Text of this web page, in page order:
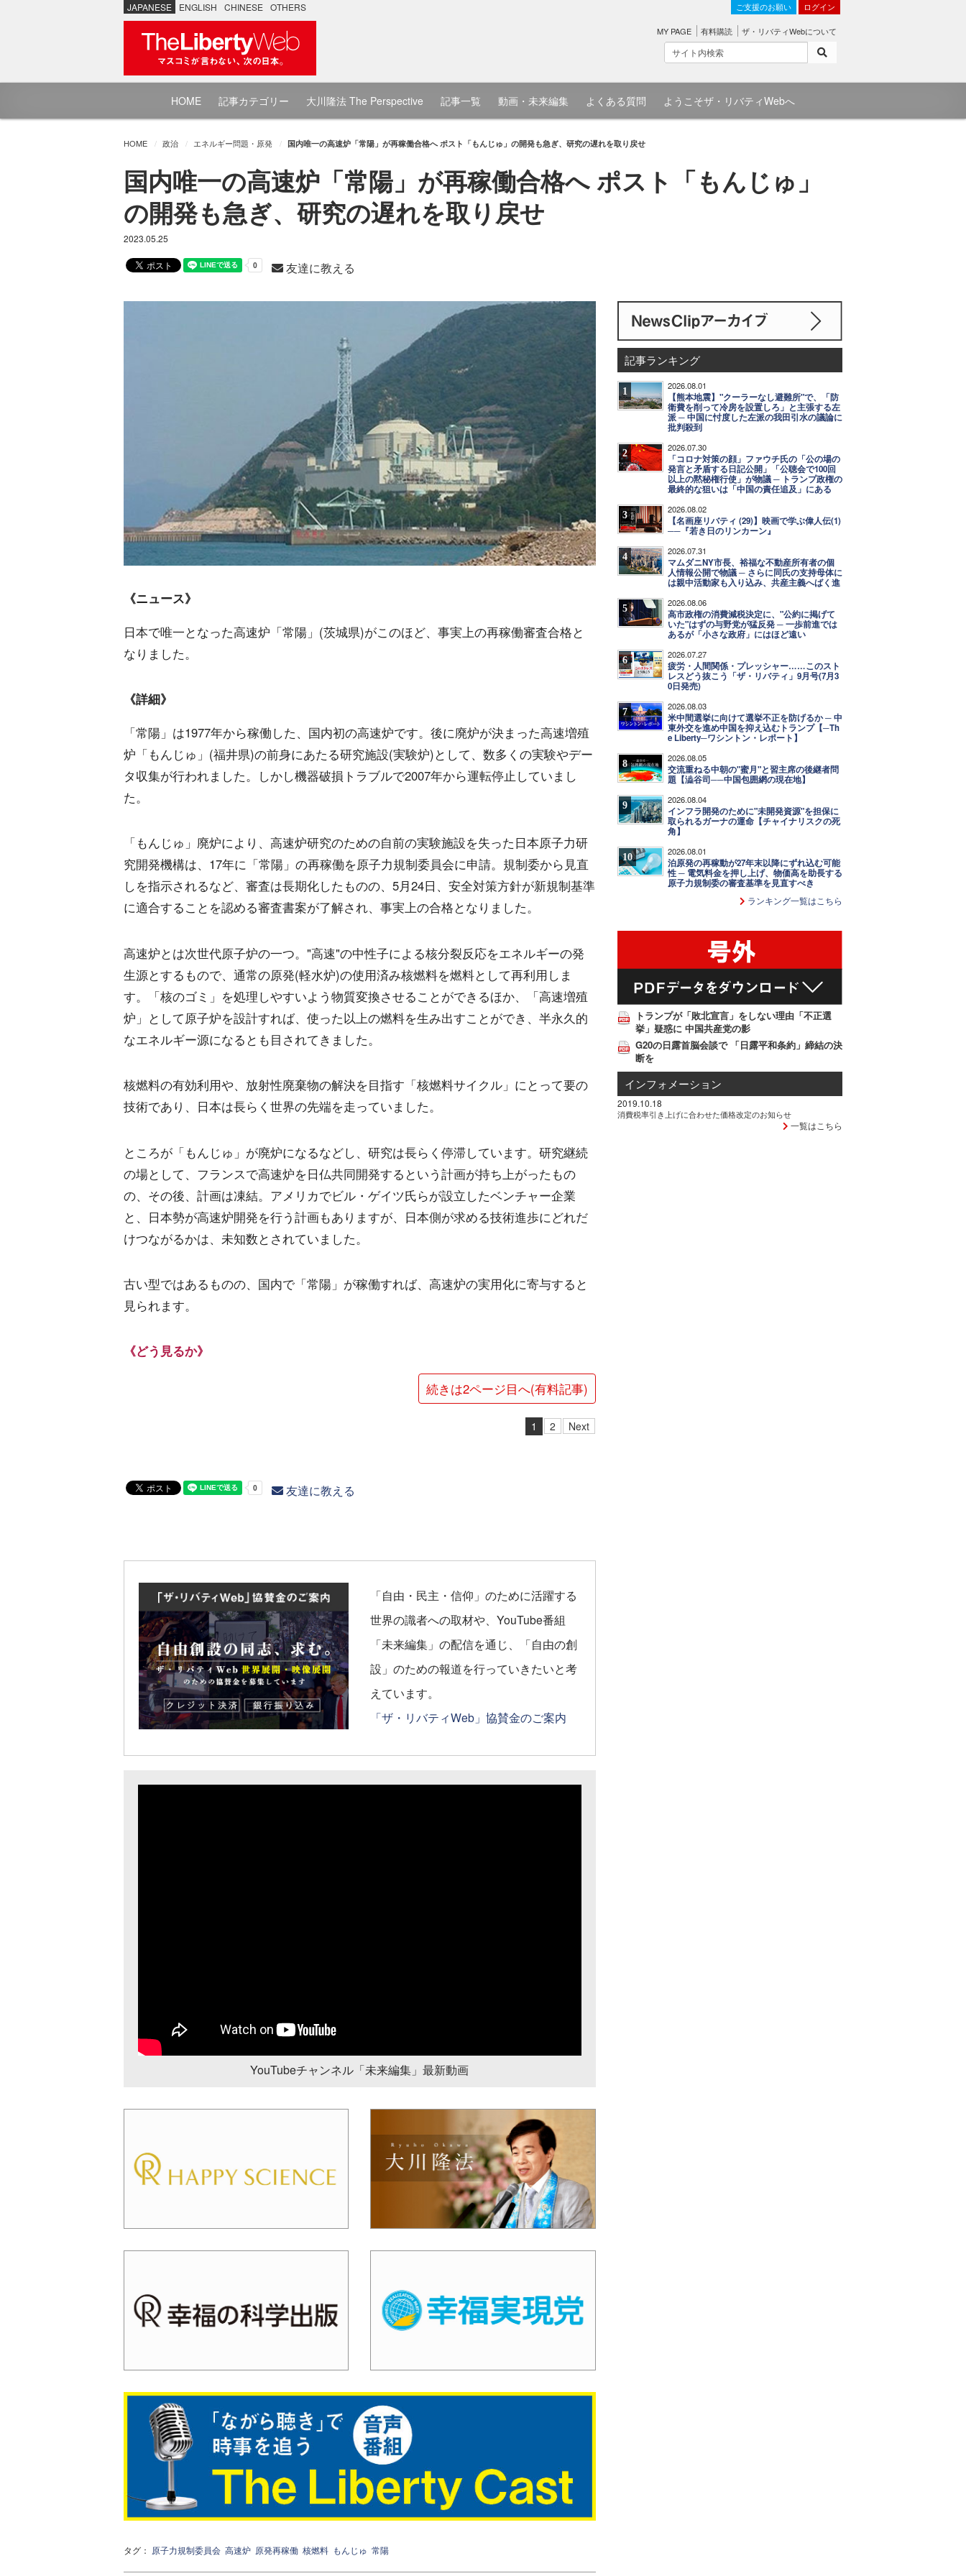
JAPANESE ENGLISH CHINESE OTHERS ご支援のお願い ログイン
MY PAGE 有料購読 ザ・リバティWebについて
HOME 記事カテゴリー 大川隆法 The Perspective 記事一覧 動画・未来編集 よくある質問 ようこそザ・リバティWebへ
HOME 政治 エネルギー問題・原発 国内唯一の高速炉「常陽」が再稼働合格へ ポスト「もんじゅ」の開発も急ぎ、研究の遅れを取り戻せ
国内唯一の高速炉「常陽」が再稼働合格へ ポスト「もんじゅ」
の開発も急ぎ、研究の遅れを取り戻せ
2023.05.25
友達に教える
《ニュース》
日本で唯一となった高速炉「常陽」(茨城県)がこのほど、事実上の再稼働審査合格と
なりました。
《詳細》
「常陽」は1977年から稼働した、国内初の高速炉です。後に廃炉が決まった高速増殖
炉「もんじゅ」(福井県)の前身にあたる研究施設(実験炉)として、数多くの実験やデー
タ収集が行われました。しかし機器破損トラブルで2007年から運転停止していまし
た。
「もんじゅ」廃炉により、高速炉研究のための自前の実験施設を失った日本原子力研
究開発機構は、17年に「常陽」の再稼働を原子力規制委員会に申請。規制委から見直
しを指示されるなど、審査は長期化したものの、5月24日、安全対策方針が新規制基準
に適合することを認める審査書案が了解され、事実上の合格となりました。
高速炉とは次世代原子炉の一つ。"高速"の中性子による核分裂反応をエネルギーの発
生源とするもので、通常の原発(軽水炉)の使用済み核燃料を燃料として再利用しま
す。「核のゴミ」を処理しやすいよう物質変換させることができるほか、「高速増殖
炉」として原子炉を設計すれば、使った以上の燃料を生み出すことができ、半永久的
なエネルギー源になるとも目されてきました。
核燃料の有効利用や、放射性廃棄物の解決を目指す「核燃料サイクル」にとって要の
技術であり、日本は長らく世界の先端を走っていました。
ところが「もんじゅ」が廃炉になるなどし、研究は長らく停滞しています。研究継続
の場として、フランスで高速炉を日仏共同開発するという計画が持ち上がったもの
の、その後、計画は凍結。アメリカでビル・ゲイツ氏らが設立したベンチャー企業
と、日本勢が高速炉開発を行う計画もありますが、日本側が求める技術進歩にどれだ
けつながるかは、未知数とされていました。
古い型ではあるものの、国内で「常陽」が稼働すれば、高速炉の実用化に寄与すると
見られます。
《どう見るか》
続きは2ページ目へ(有料記事)
1 2 Next
友達に教える
「自由・民主・信仰」のために活躍する
世界の識者への取材や、YouTube番組
「未来編集」の配信を通じ、「自由の創
設」のための報道を行っていきたいと考
えています。
「ザ・リバティWeb」協賛金のご案内
YouTubeチャンネル「未来編集」最新動画
タグ： 原子力規制委員会 高速炉 原発再稼働 核燃料 もんじゅ 常陽
記事ランキング
1 2026.08.01
【熊本地震】"クーラーなし避難所"で、「防
衛費を削って冷房を設置しろ」と主張する左
派 ─ 中国に忖度した左派の我田引水の議論に
批判殺到
2 2026.07.30
「コロナ対策の顔」ファウチ氏の「公の場の
発言と矛盾する日記公開」「公聴会で100回
以上の黙秘権行使」が物議 ─ トランプ政権の
最終的な狙いは「中国の責任追及」にある
3 2026.08.02
【名画座リバティ (29)】映画で学ぶ偉人伝(1)
──『若き日のリンカーン』
4 2026.07.31
マムダニNY市長、裕福な不動産所有者の個
人情報公開で物議 ─ さらに同氏の支持母体に
は親中活動家も入り込み、共産主義へばく進
5 2026.08.06
高市政権の消費減税決定に、"公約に掲げて
いた"はずの与野党が猛反発 ─ 一歩前進では
あるが「小さな政府」にはほど遠い
6 2026.07.27
疲労・人間関係・プレッシャー……このスト
レスどう抜こう「ザ・リバティ」9月号(7月3
0日発売)
7 2026.08.03
米中間選挙に向けて選挙不正を防げるか ─ 中
東外交を進め中国を抑え込むトランプ【─Th
e Liberty─ワシントン・レポート】
8 2026.08.05
交流重ねる中朝の"蜜月"と習主席の後継者問
題【澁谷司──中国包囲網の現在地】
9 2026.08.04
インフラ開発のために"未開発資源"を担保に
取られるガーナの運命【チャイナリスクの死
角】
10 2026.08.01
泊原発の再稼動が27年末以降にずれ込む可能
性 ─ 電気料金を押し上げ、物価高を助長する
原子力規制委の審査基準を見直すべき
ランキング一覧はこちら
トランプが「敗北宣言」をしない理由「不正選
挙」疑惑に 中国共産党の影
G20の日露首脳会談で 「日露平和条約」締結の決
断を
インフォメーション
2019.10.18
消費税率引き上げに合わせた価格改定のお知らせ
一覧はこちら